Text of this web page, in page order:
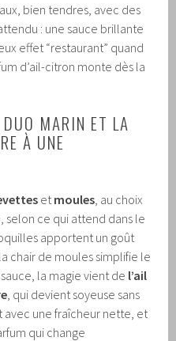
bien tendres, avec des
: une sauce brillante
effet “restaurant” quand
d’ail-citron monte dès la
MARIN ET LA
À UNE
et moules , au choix
selon ce qui attend dans le
apportent un goût
chair de moules simplifie le
la magie vient de l’ail
, qui devient soyeuse sans
une fraîcheur nette, et
qui change